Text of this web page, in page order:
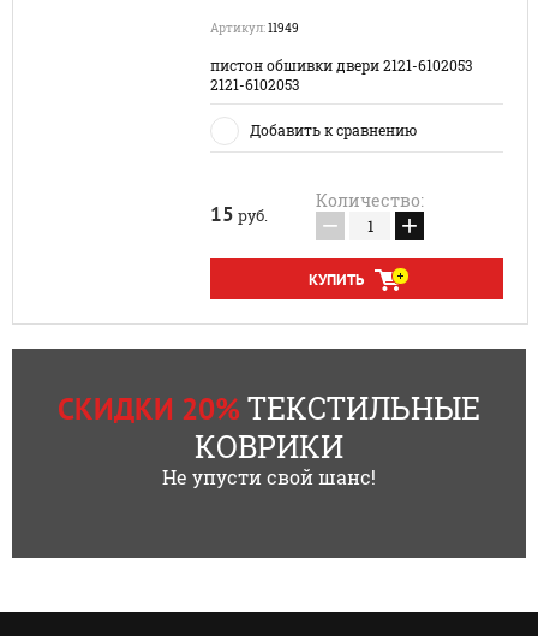
Артикул:11949
пистон обшивки двери 2121-6102053
2121-6102053
Добавить к сравнению
15 руб.
Количество:
− +
КУПИТЬ
СКИДКИ 20%ТЕКСТИЛЬНЫЕ
КОВРИКИ
Не упусти свой шанс!